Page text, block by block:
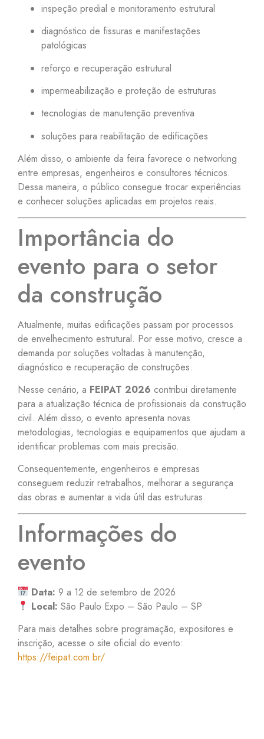
inspeção predial e monitoramento estrutural
diagnóstico de fissuras e manifestações
patológicas
reforço e recuperação estrutural
impermeabilização e proteção de estruturas
tecnologias de manutenção preventiva
soluções para reabilitação de edificações
Além disso, o ambiente da feira favorece o networking
entre empresas, engenheiros e consultores técnicos.
Dessa maneira, o público consegue trocar experiências
e conhecer soluções aplicadas em projetos reais.
Importância do
evento para o setor
da construção
Atualmente, muitas edificações passam por processos
de envelhecimento estrutural. Por esse motivo, cresce a
demanda por soluções voltadas à manutenção,
diagnóstico e recuperação de construções.
Nesse cenário, a FEIPAT 2026 contribui diretamente
para a atualização técnica de profissionais da construção
civil. Além disso, o evento apresenta novas
metodologias, tecnologias e equipamentos que ajudam a
identificar problemas com mais precisão.
Consequentemente, engenheiros e empresas
conseguem reduzir retrabalhos, melhorar a segurança
das obras e aumentar a vida útil das estruturas.
Informações do
evento
Data: 9 a 12 de setembro de 2026
Local: São Paulo Expo – São Paulo – SP
Para mais detalhes sobre programação, expositores e
inscrição, acesse o site oficial do evento:
https://feipat.com.br/